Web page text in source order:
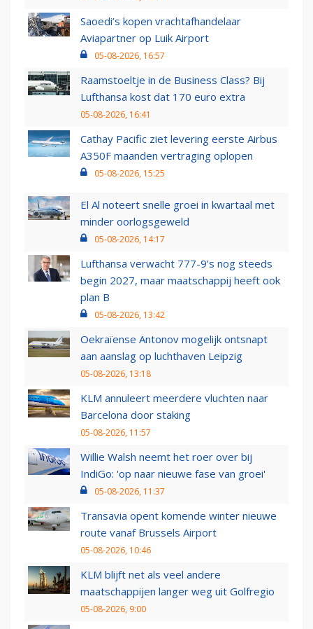
Saoedi’s kopen vrachtafhandelaar
Aviapartner op Luik Airport
05-08-2026, 16:57
Raamstoeltje in de Business Class? Bij
Lufthansa kost dat 170 euro extra
05-08-2026, 16:41
Cathay Pacific ziet levering eerste Airbus
A350F maanden vertraging oplopen
05-08-2026, 15:25
El Al noteert snelle groei in kwartaal met
minder oorlogsgeweld
05-08-2026, 14:17
Lufthansa verwacht 777-9’s nog steeds
begin 2027, maar maatschappij heeft ook
plan B
05-08-2026, 13:42
Oekraïense Antonov mogelijk ontsnapt
aan aanslag op luchthaven Leipzig
05-08-2026, 13:18
KLM annuleert meerdere vluchten naar
Barcelona door staking
05-08-2026, 11:57
Willie Walsh neemt het roer over bij
IndiGo: 'op naar nieuwe fase van groei'
05-08-2026, 11:37
Transavia opent komende winter nieuwe
route vanaf Brussels Airport
05-08-2026, 10:46
KLM blijft net als veel andere
maatschappijen langer weg uit Golfregio
05-08-2026, 9:00